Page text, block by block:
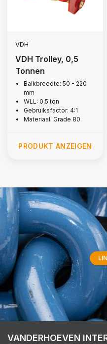
VDH
VDH Trolley, 0,5
Tonnen
Balkbreedte: 50 - 220
mm
WLL: 0,5 ton
Gebruiksfactor: 4:1
Materiaal: Grade 80
PRODUKT ANZEIGEN
VANDERHOEVEN